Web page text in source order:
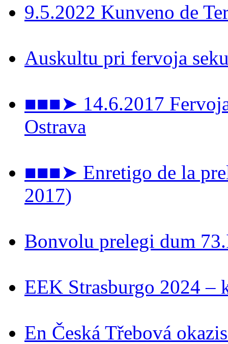
9.5.2022 Kunveno de
Auskultu pri fervoja
■■■➤ 14.6.2017
Ostrava
■■■➤ Enretigo de la
2017)
Bonvolu prelegi dum
EEK Strasburgo 2024 –
En Česká Třebová